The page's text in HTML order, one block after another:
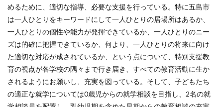
めるために、適切な指導、必要な支援を行っている。特に五島市
は一人ひとりをキーワードにして一人ひとりの居場所はあるか、
一人ひとりの個性や能力が発揮できているか、一人ひとりのニー
ズは的確に把握できているか、何より、一人ひとりの将来に向け
た適切な対応が成されているか、という点について、特別支援教
育の視点が各学校の隅々まで行き届き、すべての教育活動に生か
されるようにお願いし、充実を図っている。そして、子どもたち
の適正な就学については0歳児からの就学相談を目指し、2名の就